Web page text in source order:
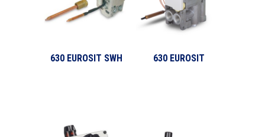
630 EUROSIT SWH 630 EUROSIT